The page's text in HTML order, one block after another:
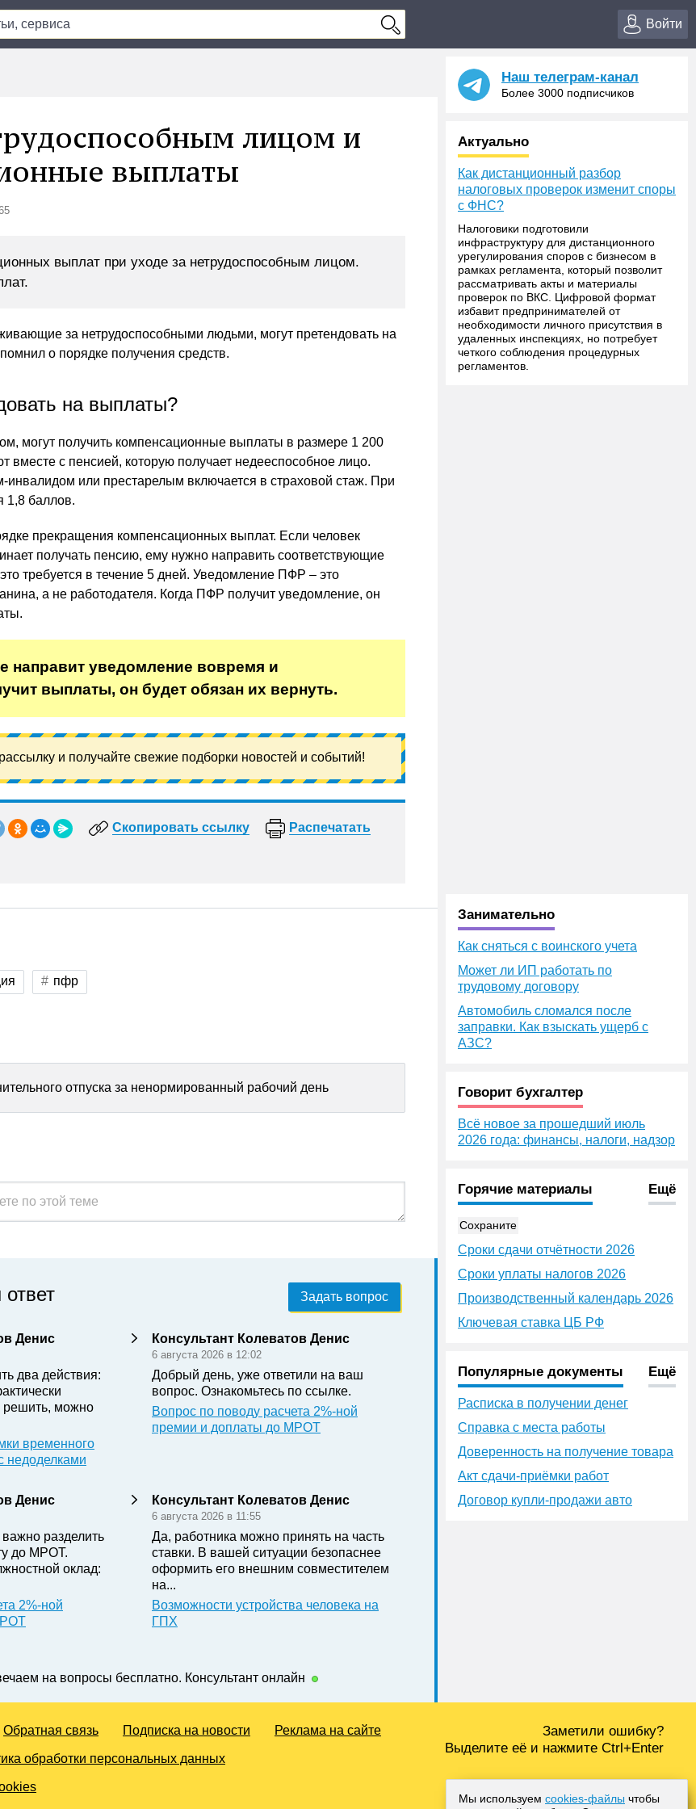
Войти
лицом и
выплаты
выплат при уходе за нетрудоспособным лицом.
за нетрудоспособными людьми, могут претендовать на
о порядке получения средств.
на выплаты?
могут получить компенсационные выплаты в размере 1 200
вместе с пенсией, которую получает недееспособное лицо.
инвалидом или престарелым включается в страховой стаж. При
1,8 баллов.
прекращения компенсационных выплат. Если человек
получать пенсию, ему нужно направить соответствующие
требуется в течение 5 дней. Уведомление ПФР – это
а не работодателя. Когда ПФР получит уведомление, он
направит уведомление вовремя и
выплаты, он будет обязан их вернуть.
и получайте свежие подборки новостей и событий!
Скопировать ссылку Распечатать
пфр
отпуска за ненормированный рабочий день
Задать вопрос
Денис
два действия:
можно
временного
недоделками
Консультант Колеватов Денис
6 августа 2026 в 12:02
Добрый день, уже ответили на ваш
вопрос. Ознакомьтесь по ссылке .
Вопрос по поводу расчета 2%-ной
премии и доплаты до МРОТ
Денис
разделить
до МРОТ.
оклад:
2%-ной
Консультант Колеватов Денис
6 августа 2026 в 11:55
Да, работника можно принять на часть
ставки. В вашей ситуации безопаснее
оформить его внешним совместителем
на...
Возможности устройства человека на
ГПХ
на вопросы бесплатно. Консультант онлайн
Наш телеграм-канал
Более 3000 подписчиков
Актуально
Как дистанционный разбор
налоговых проверок изменит споры
с ФНС?
Налоговики подготовили
инфраструктуру для дистанционного
урегулирования споров с бизнесом в
рамках регламента, который позволит
рассматривать акты и материалы
проверок по ВКС. Цифровой формат
избавит предпринимателей от
необходимости личного присутствия в
удаленных инспекциях, но потребует
четкого соблюдения процедурных
регламентов.
Занимательно
Как сняться с воинского учета
Может ли ИП работать по
трудовому договору
Автомобиль сломался после
заправки. Как взыскать ущерб с
АЗС?
Говорит бухгалтер
Всё новое за прошедший июль
2026 года: финансы, налоги, надзор
Горячие материалы Ещё
Сохраните
Сроки сдачи отчётности 2026
Сроки уплаты налогов 2026
Производственный календарь 2026
Ключевая ставка ЦБ РФ
Популярные документы Ещё
Расписка в получении денег
Справка с места работы
Доверенность на получение товара
Акт сдачи-приёмки работ
Договор купли-продажи авто
Заметили ошибку?
Выделите её и нажмите Ctrl+Enter
Обратная связь Подписка на новости Реклама на сайте
обработки персональных данных
Мы используем cookies-файлы чтобы